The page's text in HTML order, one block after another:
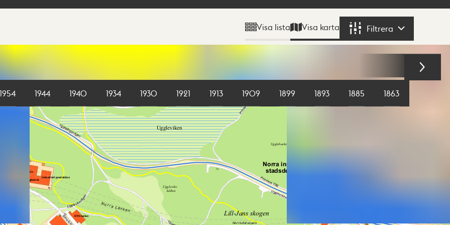
Visa lista Visa karta Filtrera
1954 1944 1940 1934 1930 1921 1913 1909 1899 1893 1885 1863